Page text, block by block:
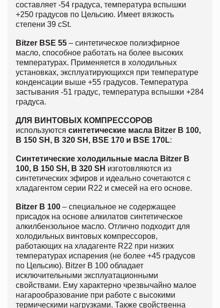
составляет -54 градуса, температура вспышки
+250 градусов по Цельсию. Имеет вязкость
степени 39 cSt.
Bitzer BSE 55 – синтетическое полиэфирное
масло, способное работать на более высоких
температурах. Применяется в холодильных
установках, эксплуатирующихся при температуре
конденсации выше +55 градусов. Температура
застывания -51 градус, температура вспышки +284
градуса.
ДЛЯ ВИНТОВЫХ КОМПРЕССОРОВ
используются синтетические масла Bitzer B 100,
B 150 SH, B 320 SH, BSE 170 и BSE 170L:
Синтетические холодильные масла Bitzer B
100, B 150 SH, B 320 SH изготовляются из
синтетических эфиров и идеально сочетаются с
хладагентом серии R22 и смесей на его основе.
Bitzer B 100 – специальное не содержащее
присадок на основе алкилатов синтетическое
алкилбензольное масло. Отлично подходит для
холодильных винтовых компрессоров,
работающих на хладагенте R22 при низких
температурах испарения (не более +45 градусов
по Цельсию). Bitzer B 100 обладает
исключительными эксплуатационными
свойствами. Ему характерно чрезвычайно малое
нагарообразование при работе с высокими
термическими нагрузками. Также свойственна